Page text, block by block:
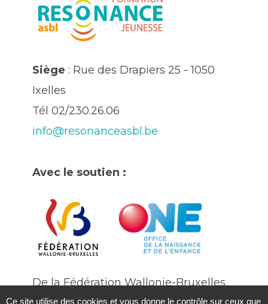
Siège : Rue des Drapiers 25 - 1050
Ixelles
Tél 02/230.26.06
info@resonanceasbl.be
Avec le soutien :
De la Fédération Wallonie-Bruxelles
Ce site utilise des cookies et vous donne le contrôle sur ceux que